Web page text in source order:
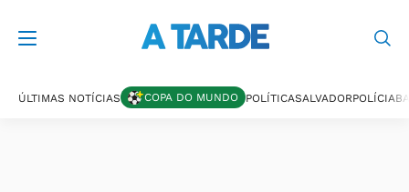
ÚLTIMAS NOTÍCIAS COPA DO MUNDO POLÍTICASALVADORPOLÍCIA